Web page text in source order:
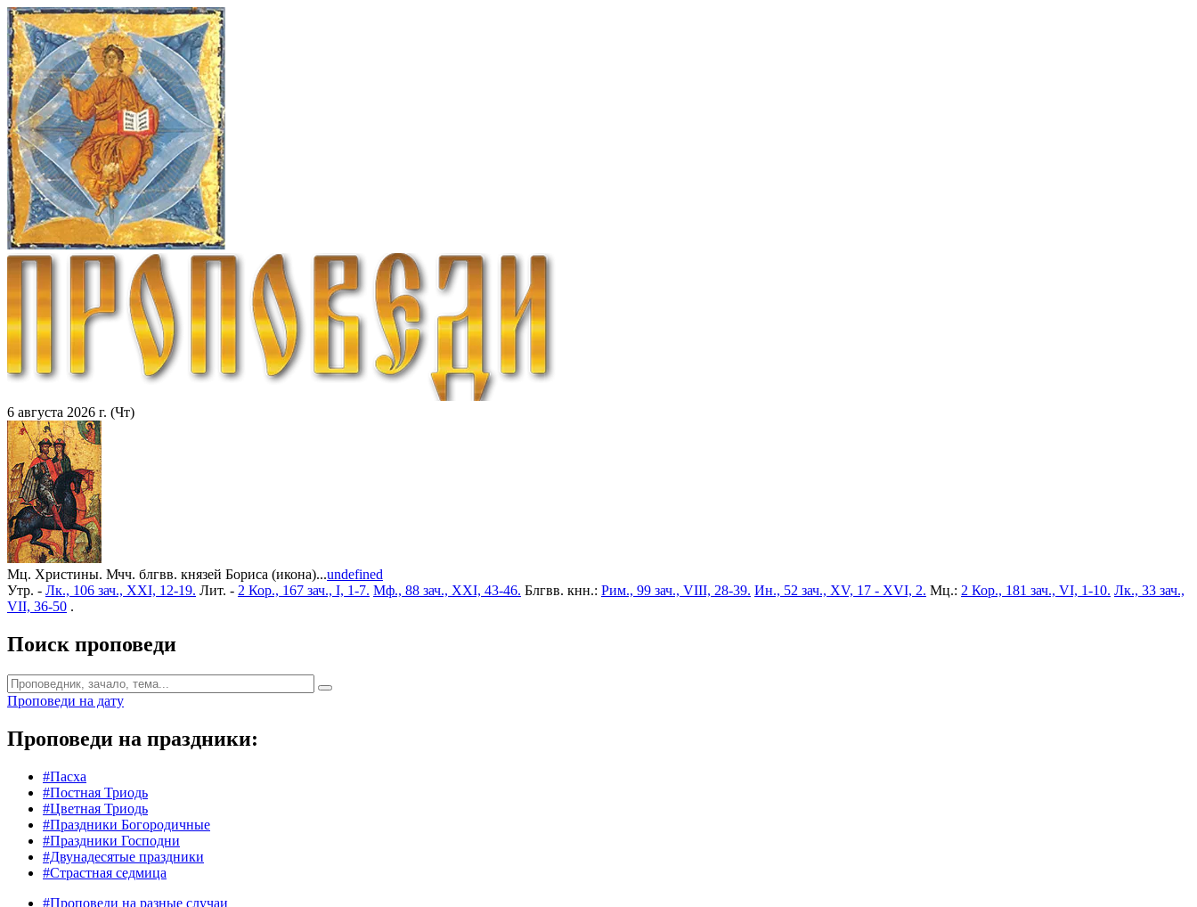
6 августа 2026 г. (Чт)
Мц. Христины. Мчч. блгвв. князей Бориса (икона)...undefined
Утр. - Лк., 106 зач., XXI, 12-19. Лит. - 2 Кор., 167 зач., I, 1-7. Мф., 88 зач., XXI, 43-46. Блгвв. кнн.: Рим., 99 зач., VIII, 28-39. Ин., 52 зач., XV, 17 - XVI, 2. Мц.: 2 Кор., 181 зач., VI, 1-10. Лк., 33 зач.,
VII, 36-50 .
Поиск проповеди
Проповеди на дату
Проповеди на праздники:
#Пасха
#Постная Триодь
#Цветная Триодь
#Праздники Богородичные
#Праздники Господни
#Двунадесятые праздники
#Страстная седмица
#Проповеди на разные случаи